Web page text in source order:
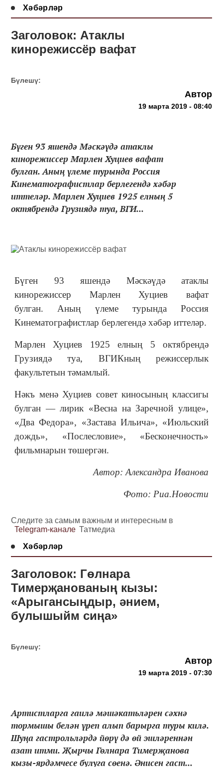
Хәбәрләр
Заголовок: Атаклы
кинорежиссёр вафат
Бүлешү:
Автор
19 марта 2019 - 08:40
Бүген 93 яшендә Мәскәүдә атаклы
кинорежиссер Марлен Хуциев вафат
булган. Аның үлеме турында Россия
Кинематографистлар берлегендә хәбәр
иттеләр. Марлен Хуциев 1925 елның 5
октябрендә Грузиядә туа, ВГИ...
Бүген 93 яшендә Мәскәүдә атаклы
кинорежиссер Марлен Хуциев вафат
булган. Аның үлеме турында Россия
Кинематографистлар берлегендә хәбәр иттеләр.
Марлен Хуциев 1925 елның 5 октябрендә
Грузиядә туа, ВГИКның режиссерлык
факультетын тәмамлый.
Нәкъ менә Хуциев совет киносының классигы
булган — лирик «Весна на Заречной улице»,
«Два Федора», «Застава Ильича», «Июльский
дождь», «Послесловие», «Бесконечность»
фильмнарын төшергән.
Автор: Александра Иванова
Фото: Риа.Новости
Следите за самым важным и интересным в
Telegram-канале Татмедиа
Хәбәрләр
Заголовок: Гөлнара
Тимерҗанованың кызы:
«Арыгансыңдыр, әнием,
булышыйм сиңа»
Бүлешү:
Автор
19 марта 2019 - 07:30
Артистларга гаилә мәшәкатьләрен сәхнә
тормышы белән үреп алып барырга туры килә.
Шуңа гастрольләрдә йөрү дә өй эшләреннән
азат итми. Җырчы Гөлнара Тимерҗанова
кызы-ярдәмчесе булуга сөенә. Әнисен гаст...